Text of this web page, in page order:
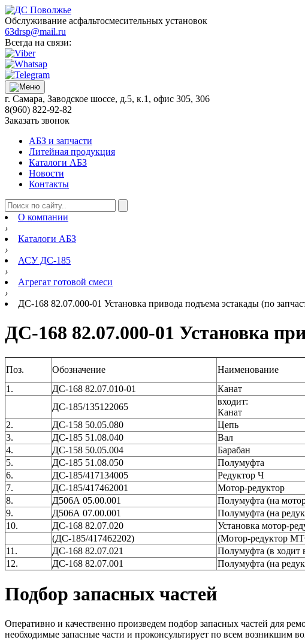
Обслуживание асфальтосмесительных установок
63drsp@mail.ru
Всегда на связи:
г. Самара, Заводское шоссе, д.5, к.1, офис 305, 306
8(960) 822-92-82
Заказать звонок
АБЗ и запчасти
Литейная продукция
Каталоги АБЗ
Новости
Контакты
О компании
›
Каталоги АБЗ
›
АСУ ДС-185
›
Агрегат готовой смеси
›
ДС-168 82.07.000-01 Установка привода подъема эстакады (по
ДС-168 82.07.000-01 Установка
Поз. Обозначение Наименование
1.
ДС-168 82.07.010-01 Канат
ДС-185/135122065
входит:
Канат
2.
ДС-158 50.05.080 Цепь
3.
ДС-185 51.08.040 Вал
4.
ДС-158 50.05.004 Барабан
5.
ДС-185 51.08.050 Полумуфта
6.
ДС-185/417134005 Редуктор Ч
7.
ДС-185/417462001 Мотор-редуктор
8.
Д506А 05.00.001 Полумуфта (на
9.
Д506А 07.00.001 Полумуфта (на
10.
ДС-168 82.07.020 Установка мотор-
(ДС-185/417462202)
(Мотор-редуктор
11.
ДС-168 82.07.021 Полумуфта (в ходит
12.
ДС-168 82.07.001 Полумуфта (на
Подбор запасных частей
Оперативно и качественно произведем подбор запасных частей для
необходимые запасные части и проконсультирует по всем возникшим